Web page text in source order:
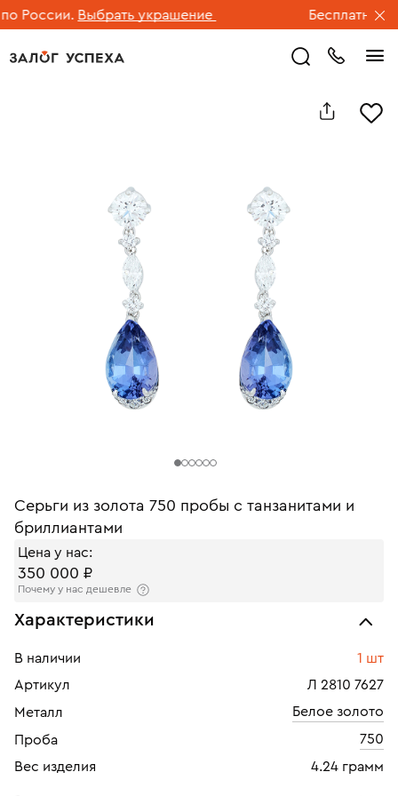
России. Выбрать украшение Бесплатная
Серьги из золота 750 пробы с танзанитами и
бриллиантами
Цена у нас:
350 000 ₽
Почему у нас дешевле
Характеристики
В наличии
1 шт
Артикул
Л 2810 7627
Металл
Белое золото
Проба
750
Вес изделия
4.24 грамм